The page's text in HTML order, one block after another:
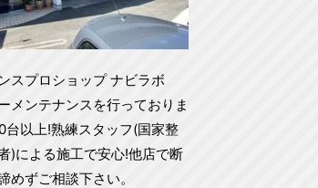
スプロショップ ナビラボ
メンテナンスを行っておりま
台以上!熟練スタッフ(国家整
)による施工で安心!他店で断
めずご相談下さい。